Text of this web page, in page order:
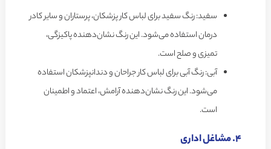
سفید: رنگ سفید برای لباس کار پزشکان، پرستاران و سایر کادر
درمان استفاده می‌شود. این رنگ نشان‌دهنده پاکیزگی،
تمیزی و صلح است.
آبی: رنگ آبی برای لباس کار جراحان و دندانپزشکان استفاده
می‌شود. این رنگ نشان‌دهنده آرامش، اعتماد و اطمینان
است.
4. مشاغل اداری